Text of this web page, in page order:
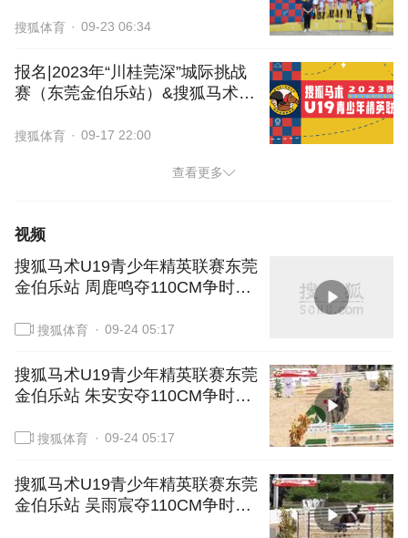
搜狐体育 09-23 06:34
报名|2023年“川桂莞深”城际挑战
赛（东莞金伯乐站）&搜狐马术
搜狐体育 09-17 22:00
查看更多
视频
搜狐马术U19青少年精英联赛东莞
金伯乐站 周鹿鸣夺110CM争时赛
搜狐体育 09-24 05:17
搜狐马术U19青少年精英联赛东莞
金伯乐站 朱安安夺110CM争时赛
搜狐体育 09-24 05:17
搜狐马术U19青少年精英联赛东莞
金伯乐站 吴雨宸夺110CM争时赛